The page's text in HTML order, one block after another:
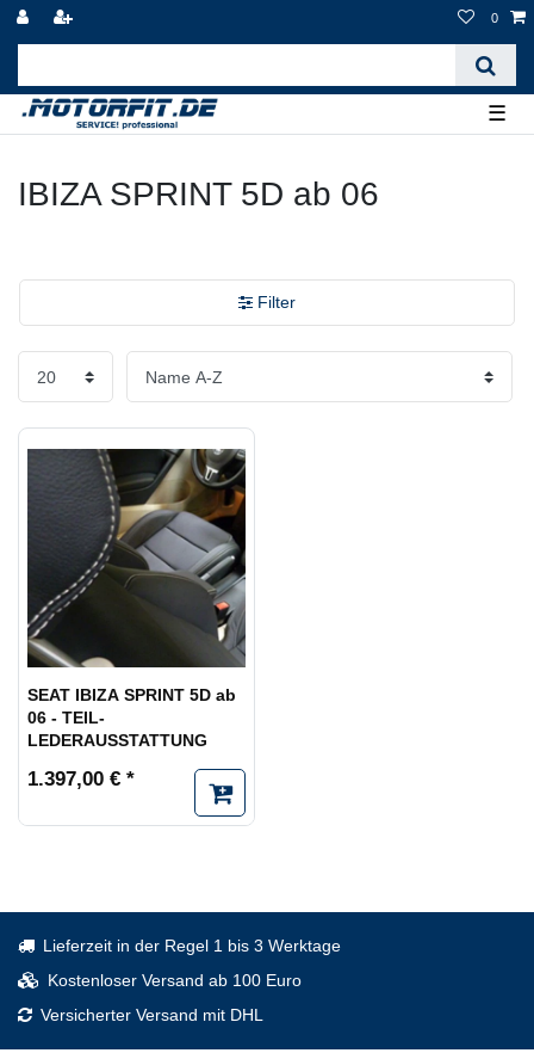
0
☰
IBIZA SPRINT 5D ab 06
Filter
SEAT IBIZA SPRINT 5D ab
06 - TEIL-
LEDERAUSSTATTUNG
1.397,00 € *
Lieferzeit in der Regel 1 bis 3 Werktage
Kostenloser Versand ab 100 Euro
Versicherter Versand mit DHL